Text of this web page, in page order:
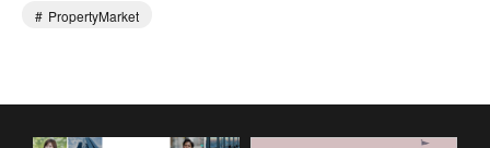
PropertyMarket